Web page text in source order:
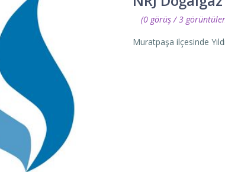
(0 görüş / 3
Muratpaşa ilçesinde